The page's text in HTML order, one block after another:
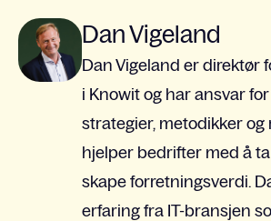
Dan Vigeland
Dan Vigeland er direktør
i Knowit og har ansvar
strategier, metodikker og
hjelper bedrifter med å
skape forretningsverdi.
erfaring fra IT-bransjen